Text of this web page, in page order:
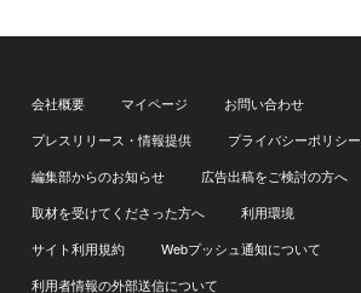
会社概要 マイページ
お問い合わせ
プレスリリース・情報提供
プライバシーポリシー
編集部からのお知らせ
広告出稿をご検討の方へ
取材を受けてくださった方へ
利用環境
サイト利用規約
Webプッシュ通知について
利用者情報の外部送信について